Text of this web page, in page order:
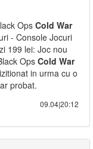
Ops Cold War
- Console Jocuri
199 lei: Joc nou
OpsCold War
in urma cu o
probat.
09.04|20:12